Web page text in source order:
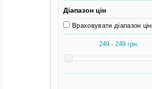
Діапазон цін
Враховувати діапазон цін